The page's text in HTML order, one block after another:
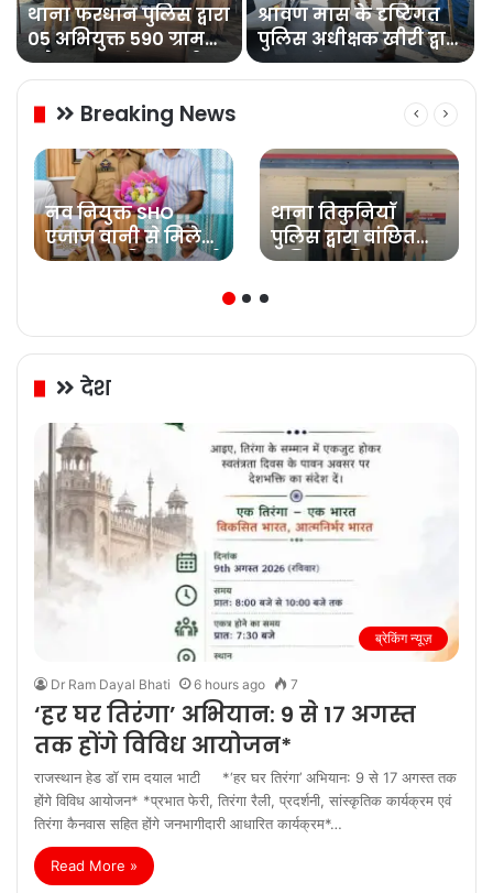
थाना फरधान पुलिस द्वारा
05 अभियुक्त 590 ग्राम
अवैध अल्प्रासेफ (नशीला
पाउडर) के साथ गिरफ्तार
श्रावण मास के दृष्टिगत
पुलिस अधीक्षक खीरी द्वारा
जनपद के समस्त कांवड़
मार्गों का भ्रमण कर लिया
गया सुरक्षा-व्यवस्थाओं
Breaking News
नव नियुक्त SHO
एजाज वानी से मिले
सरदार जाहिर खान, दी
थाना तिकुनियाँ
पुलिस द्वारा वांछित
अभियुक्त गिरफ्तार
देश
ब्रेकिंग न्यूज़
Dr Ram Dayal Bhati 6 hours ago 7
‘हर घर तिरंगा’ अभियान: 9 से 17 अगस्त
तक होंगे विविध आयोजन*
राजस्थान हेड डॉ राम दयाल भाटी *‘हर घर तिरंगा’ अभियान: 9 से 17 अगस्त तक
होंगे विविध आयोजन* *प्रभात फेरी, तिरंगा रैली, प्रदर्शनी, सांस्कृतिक कार्यक्रम एवं
तिरंगा कैनवास सहित होंगे जनभागीदारी आधारित कार्यक्रम*…
Read More »